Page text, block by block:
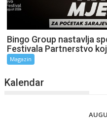
Bingo Group nastavlja
Festivala Partnerstvo
Magazin
Kalendar